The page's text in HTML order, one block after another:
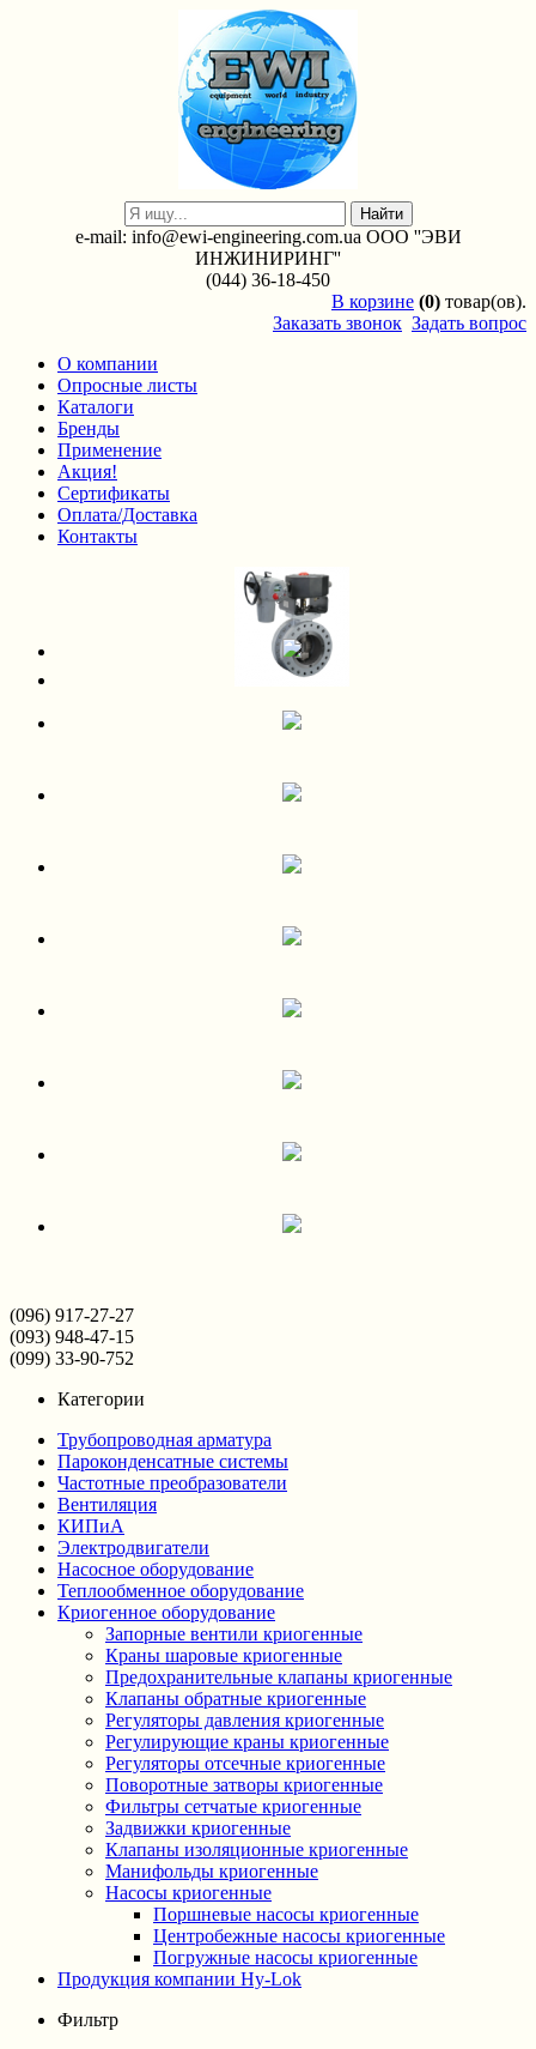
e-mail: info@ewi-engineering.com.ua ООО ''ЭВИ
ИНЖИНИРИНГ''
(044) 36-18-450
В корзине (0) товар(ов).
Заказать звонок Задать вопрос
О компании
Опросные листы
Каталоги
Бренды
Применение
Акция!
Сертификаты
Оплата/Доставка
Контакты
(096) 917-27-27
(093) 948-47-15
(099) 33-90-752
Категории
Трубопроводная арматура
Пароконденсатные системы
Частотные преобразователи
Вентиляция
КИПиА
Электродвигатели
Насосное оборудование
Теплообменное оборудование
Криогенное оборудование
Запорные вентили криогенные
Краны шаровые криогенные
Предохранительные клапаны криогенные
Клапаны обратные криогенные
Регуляторы давления криогенные
Регулирующие краны криогенные
Регуляторы отсечные криогенные
Поворотные затворы криогенные
Фильтры сетчатые криогенные
Задвижки криогенные
Клапаны изоляционные криогенные
Манифольды криогенные
Насосы криогенные
Поршневые насосы криогенные
Центробежные насосы криогенные
Погружные насосы криогенные
Продукция компании Hy-Lok
Фильтр